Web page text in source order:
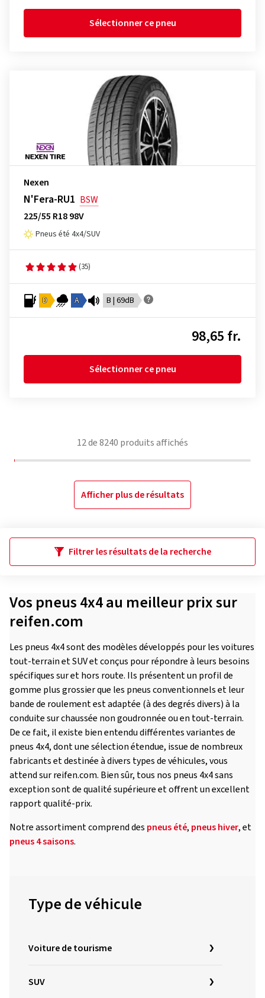
Sélectionner ce pneu
Nexen
N'Fera-RU1 BSW
225/55 R18 98V
Pneus été 4x4/SUV
(35)
D A B | 69dB
98,65 fr.
Sélectionner ce pneu
12de8240 produits affichés
Afficher plus de résultats
Filtrer les résultats de la recherche
Vos pneus 4x4 au meilleur prix sur
reifen.com
Les pneus 4x4 sont des modèles développés pour les voitures
tout-terrain et SUV et conçus pour répondre à leurs besoins
spécifiques sur et hors route. Ils présentent un profil de
gomme plus grossier que les pneus conventionnels et leur
bande de roulement est adaptée (à des degrés divers) à la
conduite sur chaussée non goudronnée ou en tout-terrain.
De ce fait, il existe bien entendu différentes variantes de
pneus 4x4, dont une sélection étendue, issue de nombreux
fabricants et destinée à divers types de véhicules, vous
attend sur reifen.com. Bien sûr, tous nos pneus 4x4 sans
exception sont de qualité supérieure et offrent un excellent
rapport qualité-prix.
Notre assortiment comprend des pneus été, pneus hiver, et
pneus 4 saisons.
Type de véhicule
Voiture de tourisme
SUV